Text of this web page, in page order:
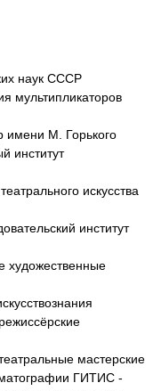
наук СССР
мультипликаторов
имени М. Горького
институт
искусства
институт
художественные
мастерские
ГИТИС -